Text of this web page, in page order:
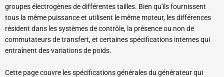
groupes électrogènes de différentes tailles. Bien qu'ils fournissent
tous la même puissance et utilisent le même moteur, les différences
résident dans les systèmes de contrôle, la présence ou non de
commutateurs de transfert, et certaines spécifications internes qui
entraînent des variations de poids.
Cette page couvre les spécifications générales du générateur qui